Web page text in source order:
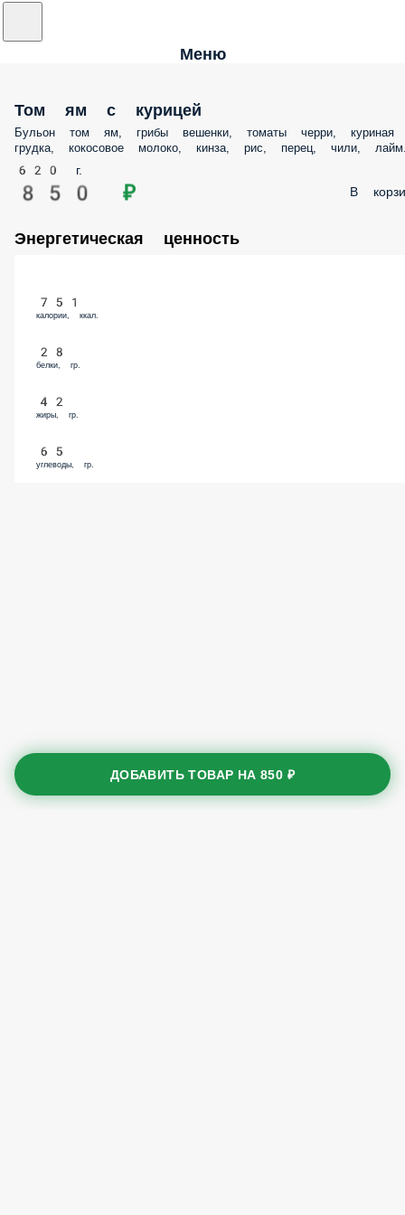
Меню
Том ям с курицей
Бульон том ям, грибы вешенки, томаты черри, куриная
грудка, кокосовое молоко, кинза, рис, перец, чили,
620 г.
850 ₽ В
Энергетическая ценность
751
калории, ккал.
28
белки, гр.
42
жиры, гр.
65
углеводы, гр.
ДОБАВИТЬ ТОВАР НА850 ₽